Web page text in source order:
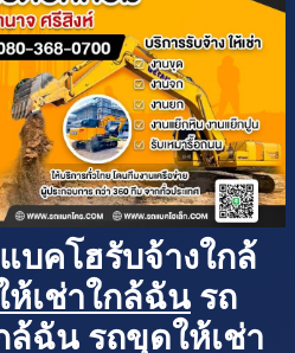
บคโฮรับจ้างใกล้
เช่าใกล้ฉัน รถ
ล้ฉัน รถขุดให้เช่า